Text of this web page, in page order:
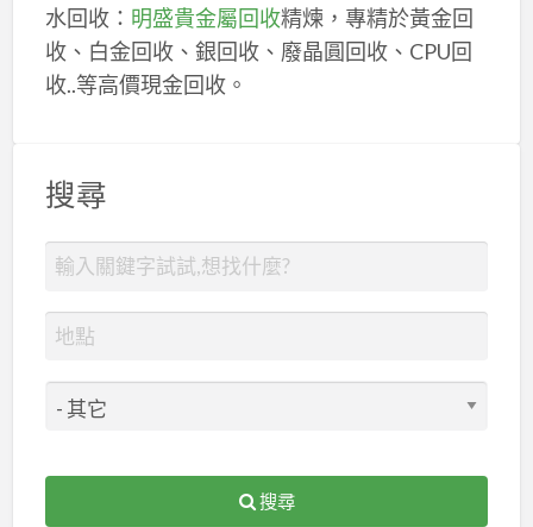
水回收： 明盛貴金屬回收精煉，專精於黃金回
收、白金回收、銀回收、廢晶圓回收、CPU回
收..等高價現金回收。
搜尋
搜尋